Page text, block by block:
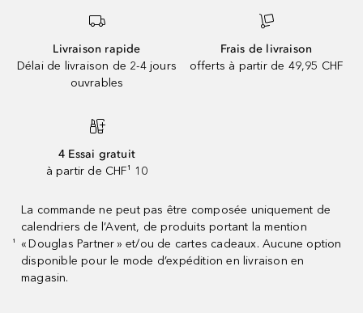
Livraison rapide
Délai de livraison de 2-4 jours
ouvrables
Frais de livraison
offerts à partir de 49,95 CHF
4 Essai gratuit
à partir de CHF¹ 10
¹
La commande ne peut pas être composée uniquement de
calendriers de l’Avent, de produits portant la mention
« Douglas Partner » et/ou de cartes cadeaux. Aucune option
disponible pour le mode d’expédition en livraison en
magasin.